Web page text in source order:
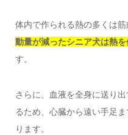
体内で作られる熱の多くは筋
動量が減ったシニア犬は熱
す。
さらに、血液を全身に送り
るため、心臓から遠い手足
ります。